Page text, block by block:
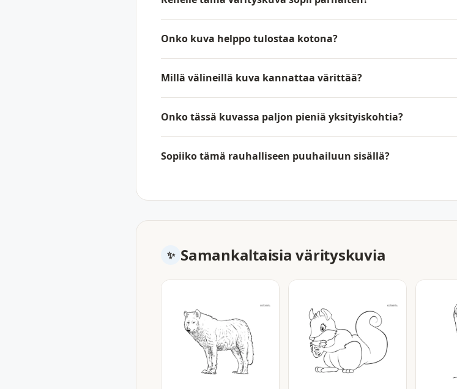
Onko kuva helppo tulostaa kotona?
Millä välineillä kuva kannattaa värittää?
Onko tässä kuvassa paljon pieniä yksityiskohtia?
Sopiiko tämä rauhalliseen puuhailuun sisällä?
Samankaltaisia värityskuvia